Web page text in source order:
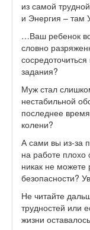
из самой
и Энергия – там
…Ваш ребенок
словно
задания?
Муж стал
нестабильной
последнее
колени?
А сами вы из-за
на работе плохо
никак не можете
безопасности?
Не читайте
трудностей или
жизни